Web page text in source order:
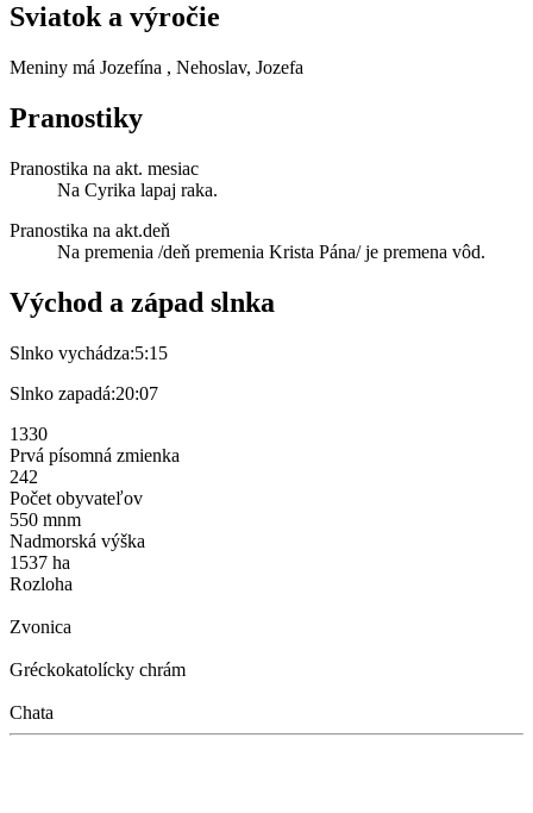
Sviatok a výročie
Meniny má Jozefína , Nehoslav, Jozefa
Pranostiky
Pranostika na akt. mesiac
Na Cyrika lapaj raka.
Pranostika na akt.deň
Na premenia /deň premenia Krista Pána/ je premena vôd.
Východ a západ slnka
Slnko vychádza:5:15
Slnko zapadá:20:07
1330
Prvá písomná zmienka
242
Počet obyvateľov
550 mnm
Nadmorská výška
1537 ha
Rozloha
Zvonica
Gréckokatolícky chrám
Chata